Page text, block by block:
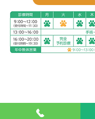
お車をご利用の場合
駐車場：敷地内に5台分完備